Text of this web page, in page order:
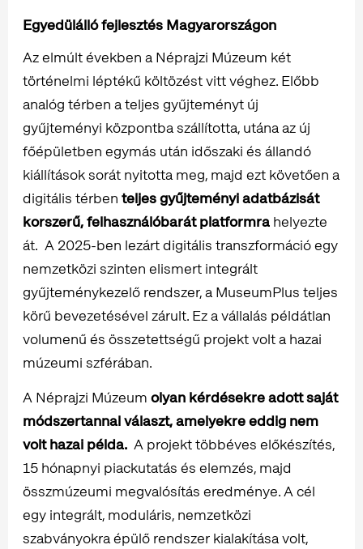
Egyedülálló fejlesztés Magyarországon
Az elmúlt években a Néprajzi Múzeum két
történelmi léptékű költözést vitt véghez. Előbb
analóg térben a teljes gyűjteményt új
gyűjteményi központba szállította, utána az új
főépületben egymás után időszaki és állandó
kiállítások sorát nyitotta meg, majd ezt követően a
digitális térben teljes gyűjteményi adatbázisát
korszerű, felhasználóbarát platformra helyezte
át. A 2025-ben lezárt digitális transzformáció egy
nemzetközi szinten elismert integrált
gyűjteménykezelő rendszer, a MuseumPlus teljes
körű bevezetésével zárult. Ez a vállalás példátlan
volumenű és összetettségű projekt volt a hazai
múzeumi szférában.
A Néprajzi Múzeum olyan kérdésekre adott saját
módszertannal választ, amelyekre eddig nem
volt hazai példa. A projekt többéves előkészítés,
15 hónapnyi piackutatás és elemzés, majd
összmúzeumi megvalósítás eredménye. A cél
egy integrált, moduláris, nemzetközi
szabványokra épülő rendszer kialakítása volt,